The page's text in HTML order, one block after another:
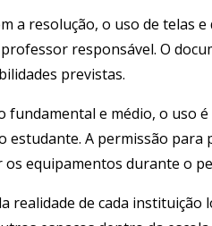
a resolução, o uso de telas
responsável. O
previstas.
fundamental e médio, o uso
estudante. A permissão para
equipamentos durante o
realidade de cada